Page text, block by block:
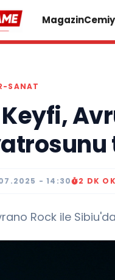
Magazin
SANAT
- 14:30 2 DK
Rock ile